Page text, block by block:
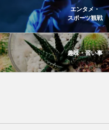
エンタメ・
スポーツ観戦
趣味・習い事